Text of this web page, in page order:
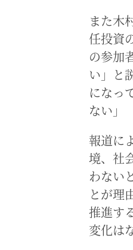
また木
任投資
の参加
い」と
になっ
ない」
報道に
境、社
わない
とが理
推進す
変化は